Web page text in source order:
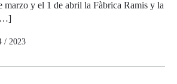
marzo y el 1 de abril la Fàbrica Ramis y la
/ 2023